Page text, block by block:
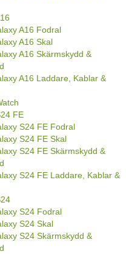
A16 Fodral
A16 Skal
A16 Skärmskydd &
A16 Laddare, Kablar &
FE
S24 FE Fodral
S24 FE Skal
S24 FE Skärmskydd &
S24 FE Laddare, Kablar &
S24 Fodral
S24 Skal
S24 Skärmskydd &